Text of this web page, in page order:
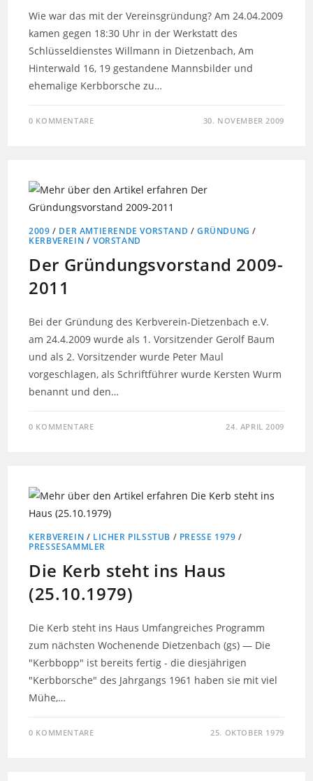
Wie war das mit der Vereinsgründung? Am 24.04.2009
kamen gegen 18:30 Uhr in der Werkstatt des
Schlüsseldienstes Willmann in Dietzenbach, Am
Hinterwald 16, 19 gestandene Mannsbilder und
ehemalige Kerbborsche zu…
0 KOMMENTARE 30. NOVEMBER 2009
2009 / DER AMTIERENDE VORSTAND /GRÜNDUNG /
KERBVEREIN /VORSTAND
Der Gründungsvorstand 2009-
2011
Bei der Gründung des Kerbverein-Dietzenbach e.V.
am 24.4.2009 wurde als 1. Vorsitzender Gerolf Baum
und als 2. Vorsitzender wurde Peter Maul
vorgeschlagen, als Schriftführer wurde Kersten Wurm
benannt und den…
0 KOMMENTARE 24. APRIL 2009
KERBVEREIN / LICHER PILSSTUB / PRESSE 1979 /
PRESSESAMMLER
Die Kerb steht ins Haus
(25.10.1979)
Die Kerb steht ins Haus Umfangreiches Programm
zum nächsten Wochenende Dietzenbach (gs) — Die
"Kerbbopp" ist bereits fertig - die diesjährigen
"Kerbborsche" des Jahrgangs 1961 haben sie mit viel
Mühe,…
0 KOMMENTARE 25. OKTOBER 1979